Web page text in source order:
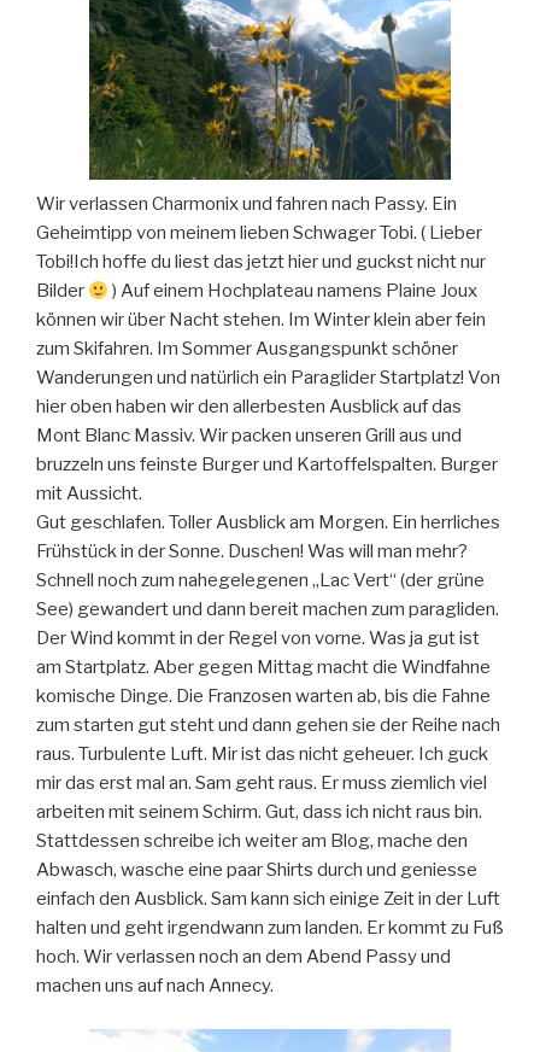
Wir verlassen Charmonix und fahren nach Passy. Ein
Geheimtipp von meinem lieben Schwager Tobi. ( Lieber
Tobi!Ich hoffe du liest das jetzt hier und guckst nicht nur
Bilder
) Auf einem Hochplateau namens Plaine Joux
können wir über Nacht stehen. Im Winter klein aber fein
zum Skifahren. Im Sommer Ausgangspunkt schöner
Wanderungen und natürlich ein Paraglider Startplatz! Von
hier oben haben wir den allerbesten Ausblick auf das
Mont Blanc Massiv. Wir packen unseren Grill aus und
bruzzeln uns feinste Burger und Kartoffelspalten. Burger
mit Aussicht.
Gut geschlafen. Toller Ausblick am Morgen. Ein herrliches
Frühstück in der Sonne. Duschen! Was will man mehr?
Schnell noch zum nahegelegenen „Lac Vert“ (der grüne
See) gewandert und dann bereit machen zum paragliden.
Der Wind kommt in der Regel von vorne. Was ja gut ist
am Startplatz. Aber gegen Mittag macht die Windfahne
komische Dinge. Die Franzosen warten ab, bis die Fahne
zum starten gut steht und dann gehen sie der Reihe nach
raus. Turbulente Luft. Mir ist das nicht geheuer. Ich guck
mir das erst mal an. Sam geht raus. Er muss ziemlich viel
arbeiten mit seinem Schirm. Gut, dass ich nicht raus bin.
Stattdessen schreibe ich weiter am Blog, mache den
Abwasch, wasche eine paar Shirts durch und geniesse
einfach den Ausblick. Sam kann sich einige Zeit in der Luft
halten und geht irgendwann zum landen. Er kommt zu Fuß
hoch. Wir verlassen noch an dem Abend Passy und
machen uns auf nach Annecy.